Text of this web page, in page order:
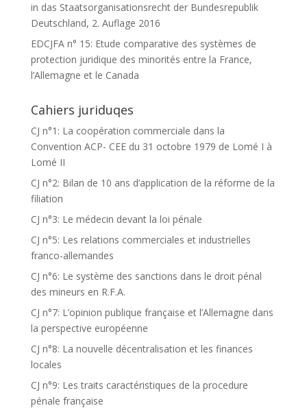
in das Staatsorganisationsrecht der Bundesrepublik
Deutschland, 2. Auflage 2016
EDCJFA n° 15: Etude comparative des systèmes de
protection juridique des minorités entre la France,
l’Allemagne et le Canada
Cahiers juriduqes
CJ n°1: La coopération commerciale dans la
Convention ACP- CEE du 31 octobre 1979 de Lomé I à
Lomé II
CJ n°2: Bilan de 10 ans d’application de la réforme de la
filiation
CJ n°3: Le médecin devant la loi pénale
CJ n°5: Les relations commerciales et industrielles
franco-allemandes
CJ n°6: Le système des sanctions dans le droit pénal
des mineurs en R.F.A.
CJ n°7: L’opinion publique française et l’Allemagne dans
la perspective européenne
CJ n°8: La nouvelle décentralisation et les finances
locales
CJ n°9: Les traits caractéristiques de la procedure
pénale française